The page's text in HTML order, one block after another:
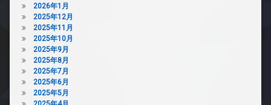
2026年1月
2025年12月
2025年11月
2025年10月
2025年9月
2025年8月
2025年7月
2025年6月
2025年5月